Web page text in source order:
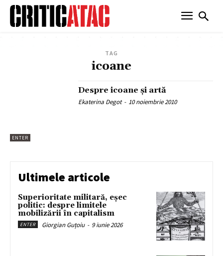
TAG
icoane
ENTER
Despre icoane şi artă
Ekaterina Degot - 10 noiembrie 2010
Ultimele articole
Superioritate militară, eșec
politic: despre limitele
mobilizării în capitalism
ENTER Giorgian Guțoiu - 9 iunie 2026